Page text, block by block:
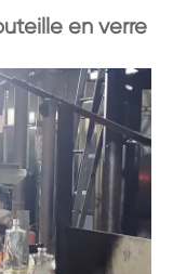
en verre